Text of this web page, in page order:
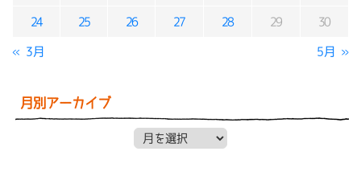
24 25 26 27 28 29 30
« 3月 5月 »
月別アーカイブ